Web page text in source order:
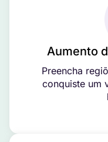
Aumento
Preencha
conquiste um